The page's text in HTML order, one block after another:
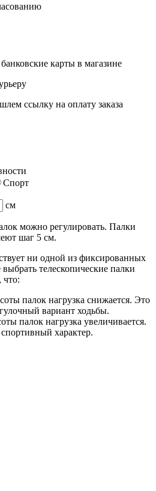
карты в магазине
ссылку на оплату заказа
Спорт
см
можно регулировать. Палки
шаг 5 см.
ни одной из фиксированных
телескопические палки
что:
палок нагрузка снижается. Это
вариант ходьбы.
палок нагрузка увеличивается.
характер.